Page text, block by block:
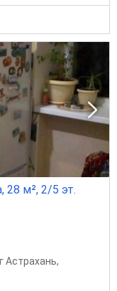
28 м², 2/5 эт.
Астрахань,